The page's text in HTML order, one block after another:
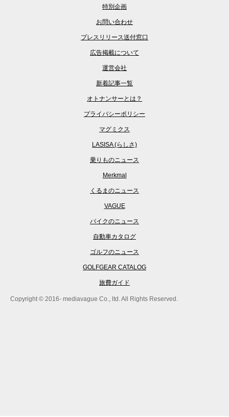
特別企画
お問い合わせ
プレスリリース送付窓口
広告掲載について
運営会社
新着記事一覧
オトナンサーとは？
プライバシーポリシー
マグミクス
LASISA (らしさ)
乗りものニュース
Merkmal
くるまのニュース
VAGUE
バイクのニュース
自動車カタログ
ゴルフのニュース
GOLFGEAR CATALOG
旅費ガイド
Copyright © 2016- mediavague Co., ltd. All Rights Reserved.